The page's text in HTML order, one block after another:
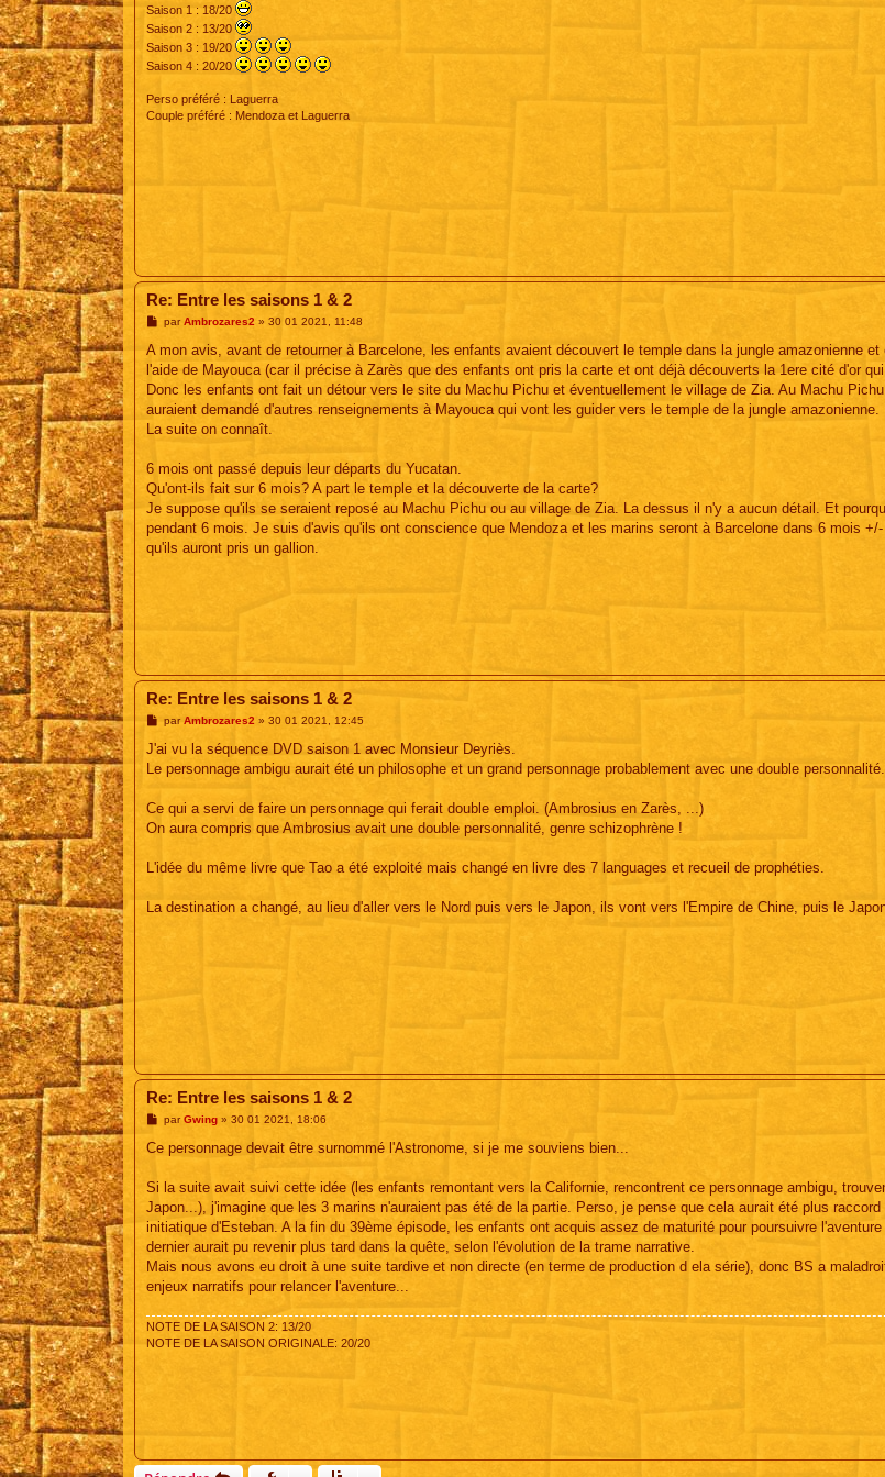
Saison 1 : 18/20
Saison 2 : 13/20
Saison 3 : 19/20
Saison 4 : 20/20
Perso préféré : Laguerra
Couple préféré : Mendoza et Laguerra
Re: Entre les saisons 1 & 2
M
s
a
g
parAmbrozares2 » 30 01 2021, 11:48
A mon avis, avant de retourner à Barcelone, les enfants avaient découvert le temple dans la jungle amazonienne
l'aide de Mayouca (car il précise à Zarès que des enfants ont pris la carte et ont déjà découverts la 1ere cité d'or
Donc les enfants ont fait un détour vers le site du Machu Pichu et éventuellement le village de Zia. Au Machu
auraient demandé d'autres renseignements à Mayouca qui vont les guider vers le temple de la jungle amazonienne.
La suite on connaît.
6 mois ont passé depuis leur départs du Yucatan.
Qu'ont-ils fait sur 6 mois? A part le temple et la découverte de la carte?
Je suppose qu'ils se seraient reposé au Machu Pichu ou au village de Zia. La dessus il n'y a aucun détail. Et
pendant 6 mois. Je suis d'avis qu'ils ont conscience que Mendoza et les marins seront à Barcelone dans 6 mois
qu'ils auront pris un gallion.
Re: Entre les saisons 1 & 2
M
s
a
parAmbrozares2 » 30 01 2021, 12:45
J'ai vu la séquence DVD saison 1 avec Monsieur Deyriès.
Le personnage ambigu aurait été un philosophe et un grand personnage probablement avec une double personnalité.
Ce qui a servi de faire un personnage qui ferait double emploi. (Ambrosius en Zarès, ...)
On aura compris que Ambrosius avait une double personnalité, genre schizophrène !
L'idée du même livre que Tao a été exploité mais changé en livre des 7 languages et recueil de prophéties.
La destination a changé, au lieu d'aller vers le Nord puis vers le Japon, ils vont vers l'Empire de Chine, puis le
Re: Entre les saisons 1 & 2
M
s
g
par Gwing» 30 01 2021, 18:06
Ce personnage devait être surnommé l'Astronome, si je me souviens bien...
Si la suite avait suivi cette idée (les enfants remontant vers la Californie, rencontrent ce personnage ambigu,
Japon...), j'imagine que les 3 marins n'auraient pas été de la partie. Perso, je pense que cela aurait été plus
initiatique d'Esteban. A la fin du 39ème épisode, les enfants ont acquis assez de maturité pour poursuivre
dernier aurait pu revenir plus tard dans la quête, selon l'évolution de la trame narrative.
Mais nous avons eu droit à une suite tardive et non directe (en terme de production d ela série), donc BS a
enjeux narratifs pour relancer l'aventure...
NOTE DE LA SAISON 2: 13/20
NOTE DE LA SAISON ORIGINALE: 20/20